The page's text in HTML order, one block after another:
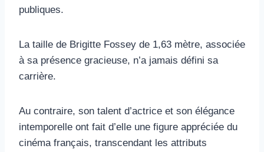
publiques.
La taille de Brigitte Fossey de 1,63 mètre, associée
à sa présence gracieuse, n’a jamais défini sa
carrière.
Au contraire, son talent d’actrice et son élégance
intemporelle ont fait d’elle une figure appréciée du
cinéma français, transcendant les attributs